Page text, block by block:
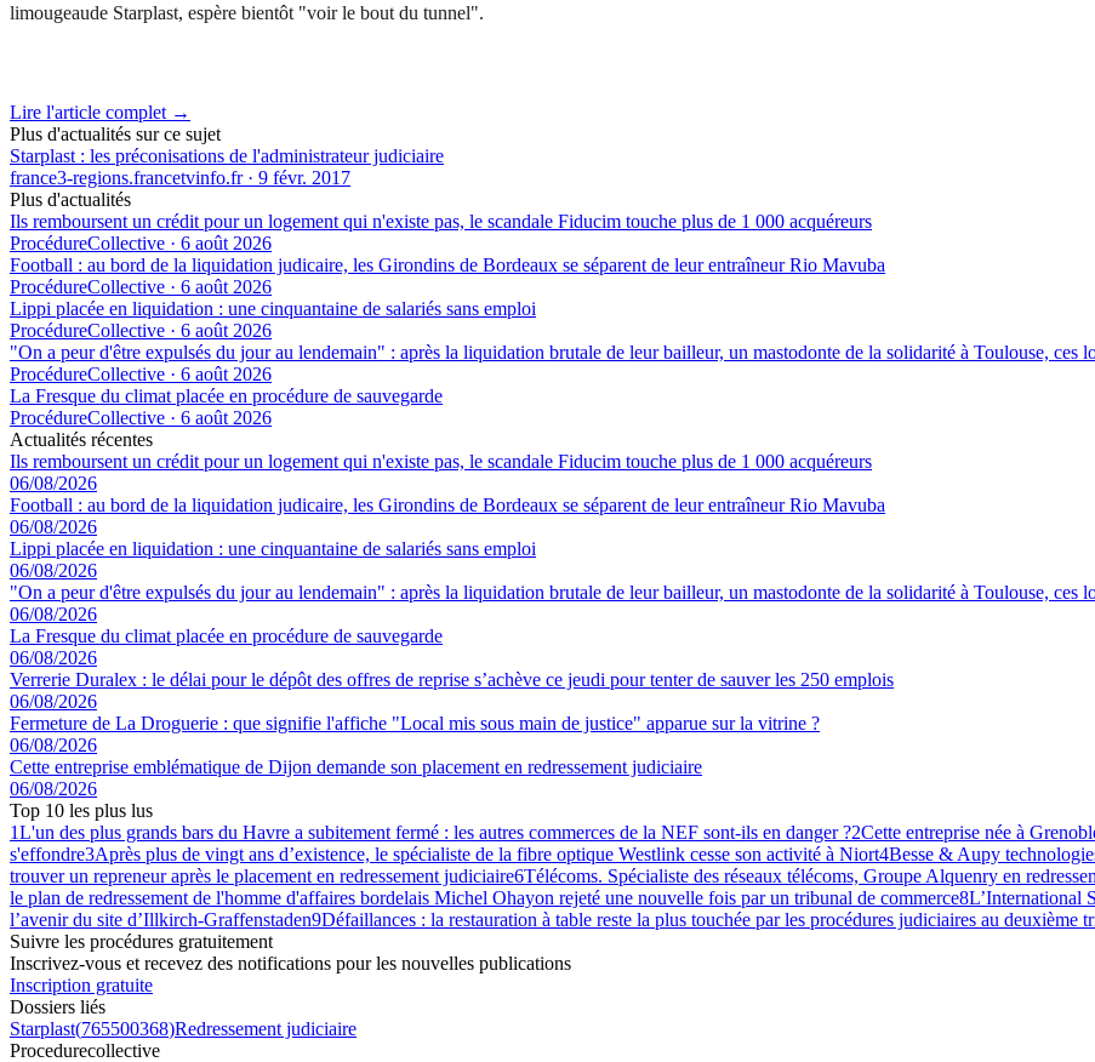
limougeaude Starplast, espère bientôt "voir le bout du tunnel".
Lire l'article complet →
Plus d'actualités sur ce sujet
Starplast : les préconisations de l'administrateur judiciaire
france3-regions.francetvinfo.fr· 9 févr. 2017
Plus d'actualités
Ils remboursent un crédit pour un logement qui n'existe pas, le scandale Fiducim touche plus de 1 000 acquéreurs
ProcédureCollective · 6 août 2026
Football : au bord de la liquidation judicaire, les Girondins de Bordeaux se séparent de leur entraîneur Rio Mavuba
ProcédureCollective · 6 août 2026
Lippi placée en liquidation : une cinquantaine de salariés sans emploi
ProcédureCollective · 6 août 2026
"On a peur d'être expulsés du jour au lendemain" : après la liquidation brutale de leur bailleur, un mastodonte de la solidarité à Toulouse, ces
ProcédureCollective · 6 août 2026
La Fresque du climat placée en procédure de sauvegarde
ProcédureCollective · 6 août 2026
Actualités récentes
Ils remboursent un crédit pour un logement qui n'existe pas, le scandale Fiducim touche plus de 1 000 acquéreurs
06/08/2026
Football : au bord de la liquidation judicaire, les Girondins de Bordeaux se séparent de leur entraîneur Rio Mavuba
06/08/2026
Lippi placée en liquidation : une cinquantaine de salariés sans emploi
06/08/2026
"On a peur d'être expulsés du jour au lendemain" : après la liquidation brutale de leur bailleur, un mastodonte de la solidarité à Toulouse, ces
06/08/2026
La Fresque du climat placée en procédure de sauvegarde
06/08/2026
Verrerie Duralex : le délai pour le dépôt des offres de reprise s’achève ce jeudi pour tenter de sauver les 250 emplois
06/08/2026
Fermeture de La Droguerie : que signifie l'affiche "Local mis sous main de justice" apparue sur la vitrine ?
06/08/2026
Cette entreprise emblématique de Dijon demande son placement en redressement judiciaire
06/08/2026
Top 10 les plus lus
1L'un des plus grands bars du Havre a subitement fermé : les autres commerces de la NEF sont-ils en danger ?2Cette entreprise née à
s'effondre3Après plus de vingt ans d’existence, le spécialiste de la fibre optique Westlink cesse son activité à Niort4Besse & Aupy
trouver un repreneur après le placement en redressement judiciaire6Télécoms. Spécialiste des réseaux télécoms, Groupe Alquenry en
le plan de redressement de l'homme d'affaires bordelais Michel Ohayon rejeté une nouvelle fois par un tribunal de commerce8L’International
l’avenir du site d’Illkirch-Graffenstaden9Défaillances : la restauration à table reste la plus touchée par les procédures judiciaires au deuxième
Suivre les procédures gratuitement
Inscrivez-vous et recevez des notifications pour les nouvelles publications
Inscription gratuite
Dossiers liés
Starplast(765500368)Redressement judiciaire
Procedurecollective